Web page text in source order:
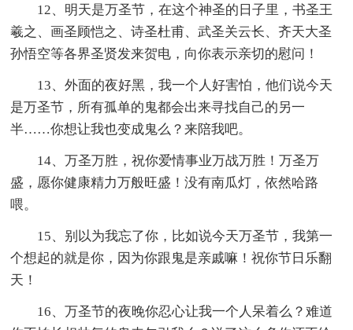
12、明天是万圣节，在这个神圣的日子里，书圣王
羲之、画圣顾恺之、诗圣杜甫、武圣关云长、齐天大圣
孙悟空等各界圣贤发来贺电，向你表示亲切的慰问！
13、外面的夜好黑，我一个人好害怕，他们说今天
是万圣节，所有孤单的鬼都会出来寻找自己的另一
半……你想让我也变成鬼么？来陪我吧。
14、万圣万胜，祝你爱情事业万战万胜！万圣万
盛，愿你健康精力万般旺盛！没有南瓜灯，依然哈路
喂。
15、别以为我忘了你，比如说今天万圣节，我第一
个想起的就是你，因为你跟鬼是亲戚嘛！祝你节日乐翻
天！
16、万圣节的夜晚你忍心让我一个人呆着么？难道